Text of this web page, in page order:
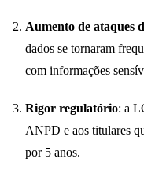
Aumento de ataques
dados se tornaram
com informações
Rigor regulatório: a
ANPD e aos titulares
por 5 anos.